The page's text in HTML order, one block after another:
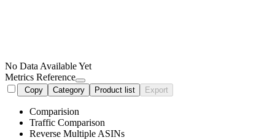
No Data Available Yet
Metrics Reference
Copy Category Product list Export
Comparision
Traffic Comparison
Reverse Multiple ASINs